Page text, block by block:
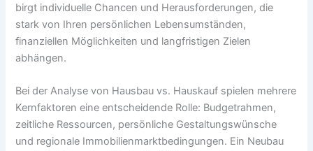
birgt individuelle Chancen und Herausforderungen, die
stark von Ihren persönlichen Lebensumständen,
finanziellen Möglichkeiten und langfristigen Zielen
abhängen.
Bei der Analyse von Hausbau vs. Hauskauf spielen mehrere
Kernfaktoren eine entscheidende Rolle: Budgetrahmen,
zeitliche Ressourcen, persönliche Gestaltungswünsche
und regionale Immobilienmarktbedingungen. Ein Neubau